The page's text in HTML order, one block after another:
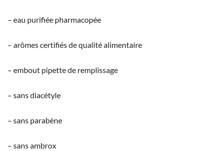
– eau purifiée pharmacopée
– arômes certifiés de qualité alimentaire
– embout pipette de remplissage
– sans diacétyle
– sans parabène
– sans ambrox